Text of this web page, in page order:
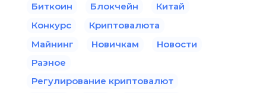
Биткоин
Блокчейн
Китай
Конкурс
Криптовалюта
Майнинг
Новичкам
Новости
Разное
Регулирование криптовалют